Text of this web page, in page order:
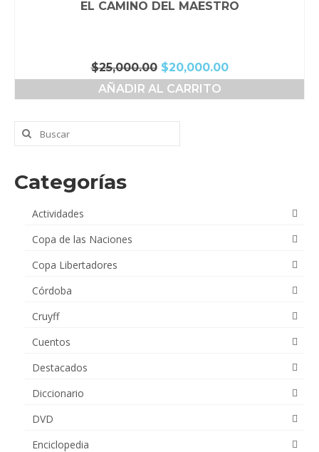
EL CAMINO DEL MAESTRO
$25,000.00 El
precio
original
$25,000.00.
$20,000.00El
precio
AÑADIR AL CARRITO
Buscar
por:
Categorías
Actividades
Copa de las Naciones
Copa Libertadores
Córdoba
Cruyff
Cuentos
Destacados
Diccionario
DVD
Enciclopedia